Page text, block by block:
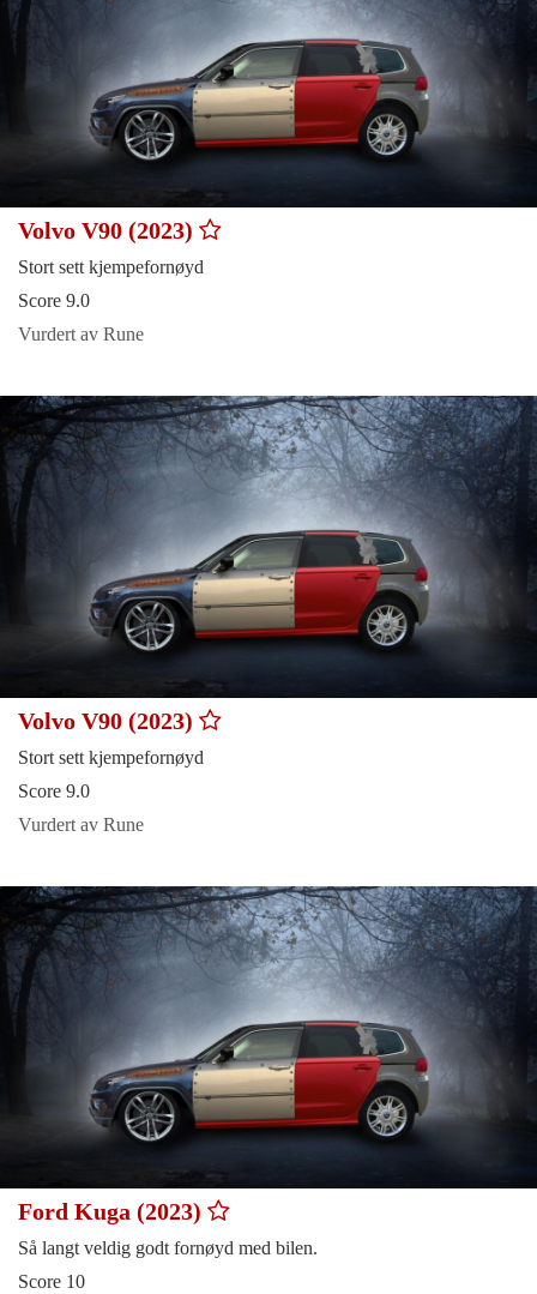
Volvo V90 (2023)
Stort sett kjempefornøyd
Score 9.0
Vurdert av Rune
Volvo V90 (2023)
Stort sett kjempefornøyd
Score 9.0
Vurdert av Rune
Ford Kuga (2023)
Så langt veldig godt fornøyd med bilen.
Score 10